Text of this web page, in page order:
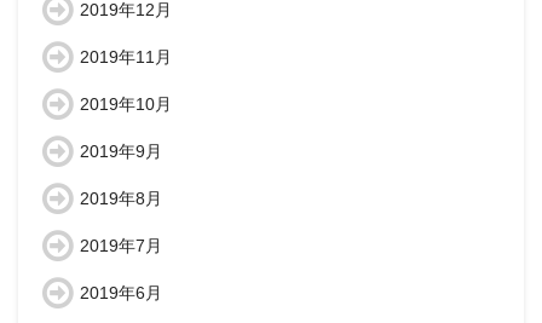
2019年12月
2019年11月
2019年10月
2019年9月
2019年8月
2019年7月
2019年6月